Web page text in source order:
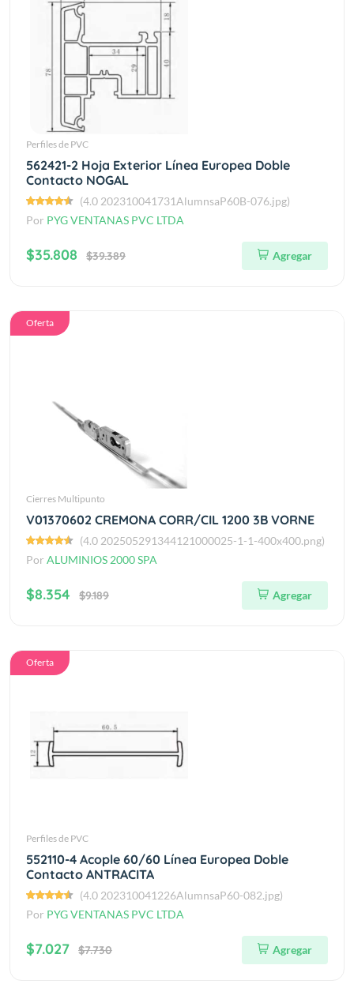
Perfiles de PVC
562421-2 Hoja Exterior Línea Europea Doble
Contacto NOGAL
(4.0 202310041731AlumnsaP60B-076.jpg)
Por PYG VENTANAS PVC LTDA
$35.808 $39.389 Agregar
Oferta
Cierres Multipunto
V01370602 CREMONA CORR/CIL 1200 3B VORNE
(4.0 202505291344121000025-1-1-400x400.png)
Por ALUMINIOS 2000 SPA
$8.354 $9.189 Agregar
Oferta
Perfiles de PVC
552110-4 Acople 60/60 Línea Europea Doble
Contacto ANTRACITA
(4.0 202310041226AlumnsaP60-082.jpg)
Por PYG VENTANAS PVC LTDA
$7.027 $7.730 Agregar